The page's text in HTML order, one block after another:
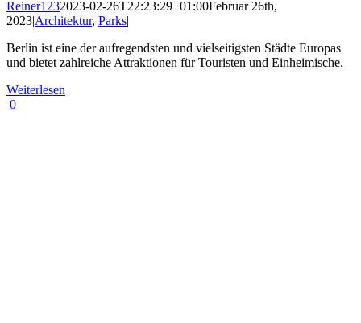
Reiner1232023-02-26T22:23:29+01:00Februar 26th,
2023|Architektur, Parks|
Berlin ist eine der aufregendsten und vielseitigsten Städte Europas
und bietet zahlreiche Attraktionen für Touristen und Einheimische.
Weiterlesen
0